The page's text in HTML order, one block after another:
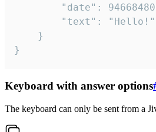
}
Keyboard with answer options
The keyboard can only be sent from a